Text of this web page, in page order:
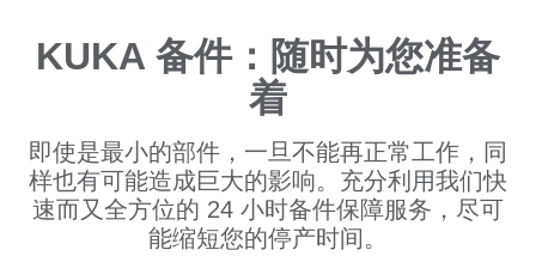
KUKA 备件：随时为您准备
着
即使是最小的部件，一旦不能再正常工作，同
样也有可能造成巨大的影响。充分利用我们快
速而又全方位的 24 小时备件保障服务，尽可
能缩短您的停产时间。